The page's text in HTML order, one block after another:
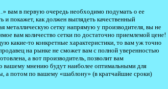
вам в первую очередь необходимо подумать о ее
покажет, как должен выглядеть качественный
металлическую сетку напрямую у производителя, вы не
вам количество сетки по достаточно приемлемой цене!
какие-то конкретные характеристики, то вам уж точно
на рынке не сможет вам с полной уверенностью
а вот производитель, позволит вам
вашему мнению будут наиболее оптимальными для
а потом по вашему «шаблону» (в кратчайшие сроки)